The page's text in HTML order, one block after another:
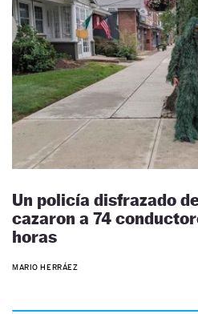
Un policía disfrazado
cazaron a 74
horas
MARIO HERRÁEZ